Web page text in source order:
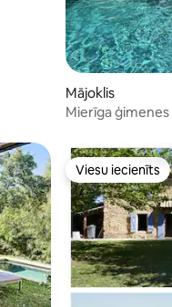
Mājoklis
Mierīga
Viesu iecienīts
Viesu iecienīts